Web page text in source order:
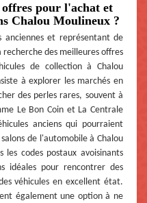
pour l'achat et
Chalou Moulineux ?
anciennes et représentant de
des meilleures offres
de collection à Chalou
à explorer les marchés en
des perles rares, souvent à
Le Bon Coin et La Centrale
anciens qui pourraient
de l'automobile à Chalou
les codes postaux avoisinants
idéales pour rencontrer des
véhicules en excellent état.
également une option à ne